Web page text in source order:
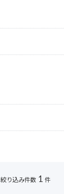
絞り込み件数 1 件